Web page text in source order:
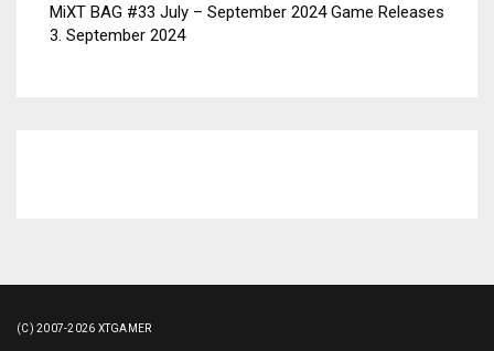
MiXT BAG #33 July – September 2024 Game Releases
3. September 2024
(C) 2007-2026 XTGAMER